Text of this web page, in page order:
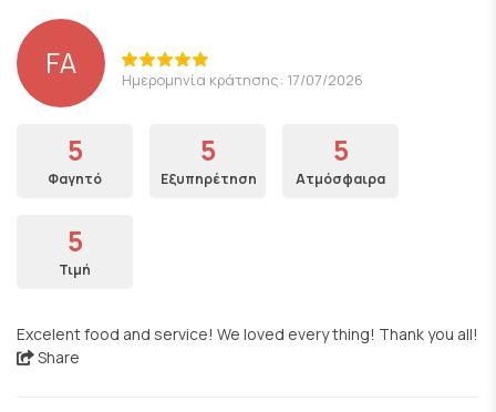
FA Ημερομηνία κράτησης: 17/07/2026
5
Φαγητό
5
Εξυπηρέτηση
5
Ατμόσφαιρα
5
Τιμή
Excelent food and service! We loved every thing! Thank you all!
Share